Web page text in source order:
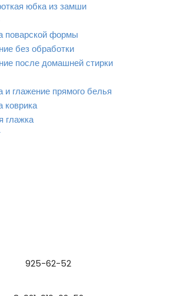
юбка из замши
поварской формы
без обработки
после домашней стирки
и глажение прямого белья
коврика
глажка
925-62-52